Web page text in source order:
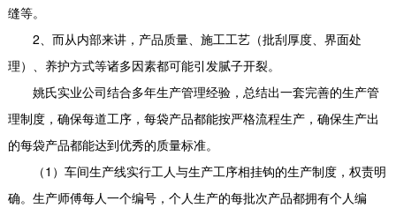
缝等。
2、而从内部来讲，产品质量、施工工艺（批刮厚度、界面处
理）、养护方式等诸多因素都可能引发腻子开裂。
姚氏实业公司结合多年生产管理经验，总结出一套完善的生产管
理制度，确保每道工序，每袋产品都能按严格流程生产，确保生产出
的每袋产品都能达到优秀的质量标准。
（1）车间生产线实行工人与生产工序相挂钩的生产制度，权责明
确。生产师傅每人一个编号，个人生产的每批次产品都拥有个人编